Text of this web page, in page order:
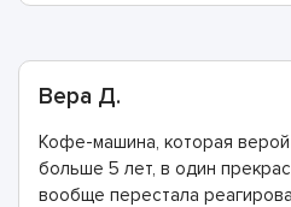
Вера Д.
Кофе-машина, которая
больше 5 лет, в один
вообще перестала